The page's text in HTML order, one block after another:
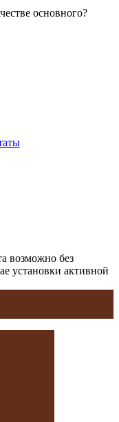
основного?
возможно без
установки активной